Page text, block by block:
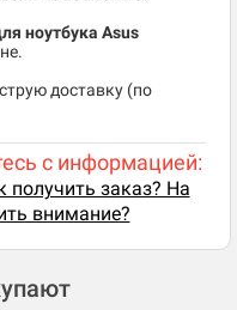
ноутбука Asus
доставку (по
с информацией:
получить заказ? На
внимание?